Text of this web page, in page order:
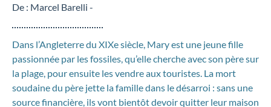
De : Marcel Barelli -
Dans l’Angleterre du XIXe siècle, Mary est une jeune fille
passionnée par les fossiles, qu’elle cherche avec son père sur
la plage, pour ensuite les vendre aux touristes. La mort
soudaine du père jette la famille dans le désarroi : sans une
source financière, ils vont bientôt devoir quitter leur maison